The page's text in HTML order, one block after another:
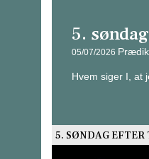
5.
05/07/2026
Hvem siger I, at
5. SØNDAG